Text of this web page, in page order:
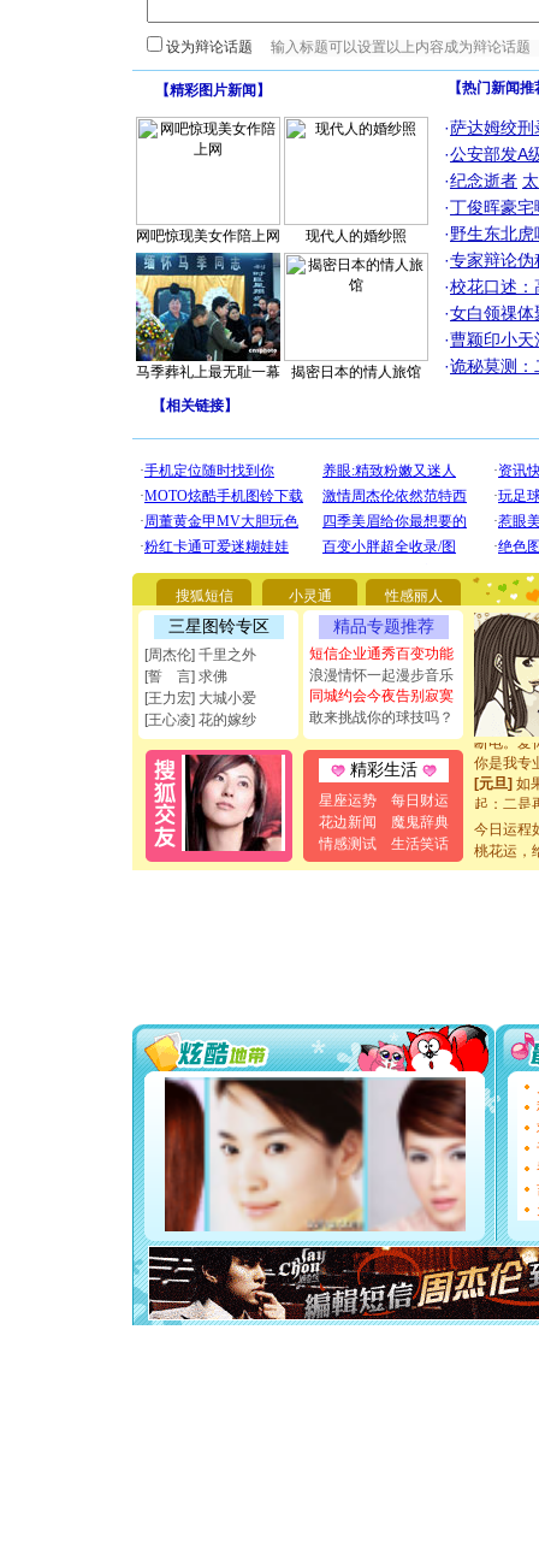
设为辩论话题
【精彩图片新闻 】
网吧惊现美女作陪上网 现代人的婚纱照
马季葬礼上最无耻一幕 揭密日本的情人旅馆
【热门新闻
·萨达姆绞刑
·公安部发A
·纪念逝者
·丁俊晖豪
·野生东北
·专家辩论伪
·校花口述：
·女白领祼体
·曹颖印小天
·诡秘莫测：
【相关链接】
搜狐短信 小灵通 性感丽人
三星图铃专区
[周杰伦] 千里之外
[誓 言] 求佛
[王力宏] 大城小爱
[王心凌] 花的嫁纱
精品专题推荐
短信企业通秀百变功能
浪漫情怀一起漫步音乐
同城约会今夜告别寂寞
敢来挑战你的球技吗？
精彩生活
星座运势
每日财运
花边新闻
魔鬼辞典
情感测试
生活笑话
[圣诞节]
你太多，
要平安
[圣诞节]
能正大光
都要快乐
[圣诞节]
如意,快
[元旦]看
断电。爱
你是我专
[元旦] 如
起；二是
[元旦]当
泣，这痛
[圣诞节]
你太多，
要平安
[圣诞节]
能正大
都要快乐
[圣诞节]
如意,快
[元旦]
看
断电。
你是我
[元旦]如
起；二是
离。水晶
[元旦]当
泣，这痛
今日运程
桃花运，